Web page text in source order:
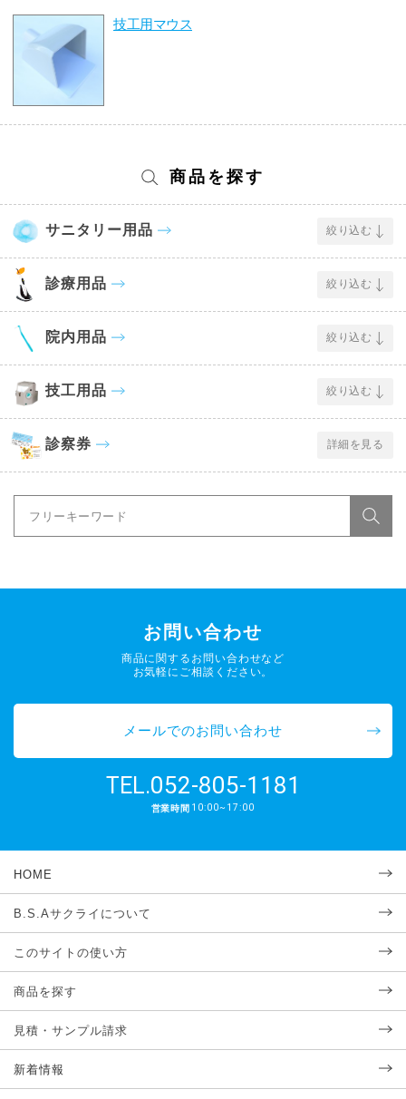
技工用マウス
商品を探す
サニタリー用品 絞り込む
診療用品 絞り込む
院内用品 絞り込む
技工用品 絞り込む
診察券 詳細を見る
お問い合わせ
商品に関するお問い合わせなど
お気軽にご相談ください。
メールでのお問い合わせ
TEL.052-805-1181
営業時間 10:00~17:00
HOME
B.S.Aサクライについて
このサイトの使い方
商品を探す
見積・サンプル請求
新着情報